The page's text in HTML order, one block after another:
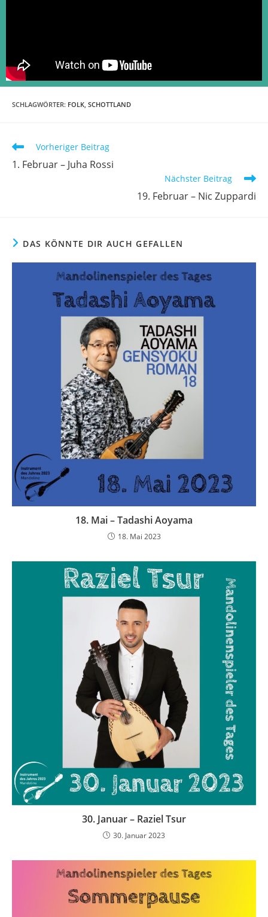
SCHLAGWÖRTER: FOLK, SCHOTTLAND
Vorheriger Beitrag
1. Februar – Juha Rossi
Nächster Beitrag
19. Februar – Nic Zuppardi
DAS KÖNNTE DIR AUCH GEFALLEN
18. Mai – Tadashi Aoyama
18. Mai 2023
30. Januar – Raziel Tsur
30. Januar 2023